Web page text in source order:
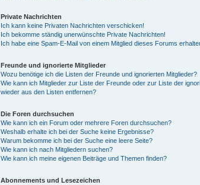
Private Nachrichten
Ich kann keine Privaten Nachrichten verschicken!
Ich bekomme ständig unerwünschte Private Nachrichten!
Ich habe eine Spam-E-Mail von einem Mitglied dieses Forums
Freunde und ignorierte Mitglieder
Wozu benötige ich die Listen der Freunde und ignorierten Mitglieder?
Wie kann ich Mitglieder zur Liste der Freunde oder zur Liste der
wieder aus den Listen entfernen?
Die Foren durchsuchen
Wie kann ich ein Forum oder mehrere Foren durchsuchen?
Weshalb erhalte ich bei der Suche keine Ergebnisse?
Warum bekomme ich bei der Suche eine leere Seite?
Wie kann ich nach Mitgliedern suchen?
Wie kann ich meine eigenen Beiträge und Themen finden?
Abonnements und Lesezeichen